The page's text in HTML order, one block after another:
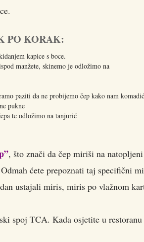
PO KORAK:
kapice s boce.
manžete, skinemo je odložimo na
paziti da ne probijemo čep kako nam
pukne
te odložimo na tanjurić
, što znači da čep miriši na
ćete prepoznati taj specifični
ustajali miris, miris po vlažnom
spoj TCA. Kada osjetite u